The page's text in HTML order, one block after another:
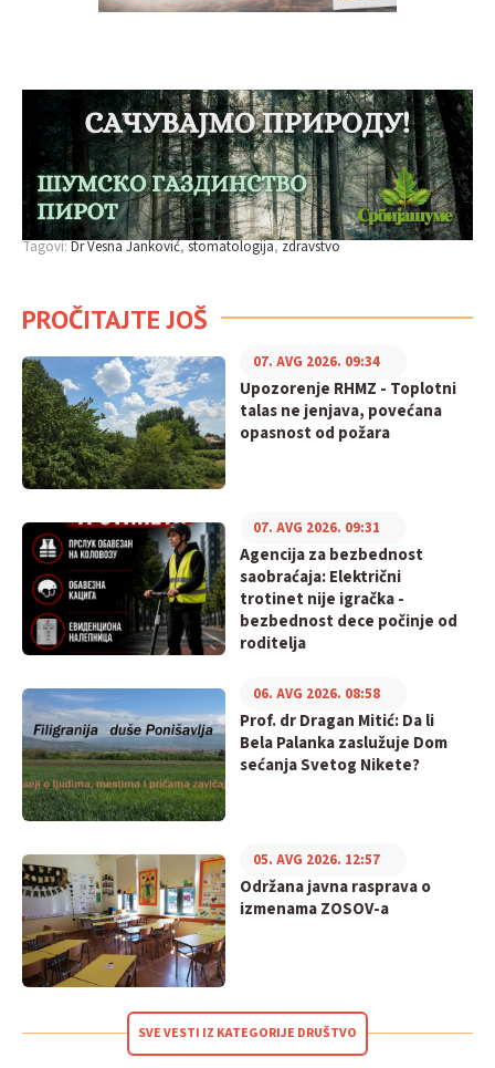
Tagovi:Dr Vesna Janković stomatologija zdravstvo
PROČITAJTE JOŠ
Upozorenje RHMZ - Toplotni
talas ne jenjava, povećana
opasnost od požara
07. AVG 2026. 09:34
Agencija za bezbednost
saobraćaja: Električni
trotinet nije igračka -
bezbednost dece počinje od
roditelja
07. AVG 2026. 09:31
Prof. dr Dragan Mitić: Da li
Bela Palanka zaslužuje Dom
sećanja Svetog Nikete?
06. AVG 2026. 08:58
Održana javna rasprava o
izmenama ZOSOV-a
05. AVG 2026. 12:57
SVE VESTI IZ KATEGORIJE DRUŠTVO